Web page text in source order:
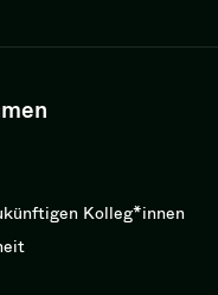
Kolleg*innen